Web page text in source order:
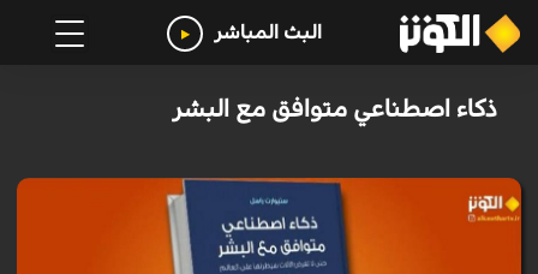
البث المباشر
ذكاء اصطناعي متوافق مع البشر